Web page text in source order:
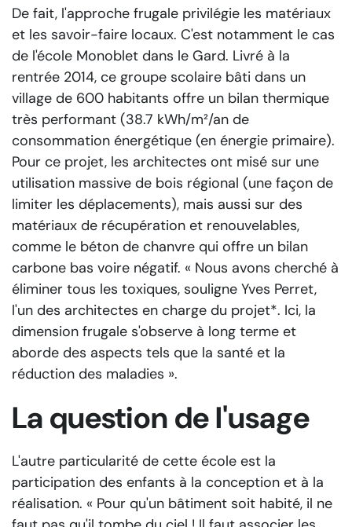
De fait, l'approche frugale privilégie les matériaux
et les savoir-faire locaux. C'est notamment le cas
de l'école Monoblet dans le Gard. Livré à la
rentrée 2014, ce groupe scolaire bâti dans un
village de 600 habitants offre un bilan thermique
très performant (38.7 kWh/m²/an de
consommation énergétique (en énergie primaire).
Pour ce projet, les architectes ont misé sur une
utilisation massive de bois régional (une façon de
limiter les déplacements), mais aussi sur des
matériaux de récupération et renouvelables,
comme le béton de chanvre qui offre un bilan
carbone bas voire négatif. « Nous avons cherché à
éliminer tous les toxiques, souligne Yves Perret,
l'un des architectes en charge du projet*. Ici, la
dimension frugale s'observe à long terme et
aborde des aspects tels que la santé et la
réduction des maladies ».
La question de l'usage
L'autre particularité de cette école est la
participation des enfants à la conception et à la
réalisation. « Pour qu'un bâtiment soit habité, il ne